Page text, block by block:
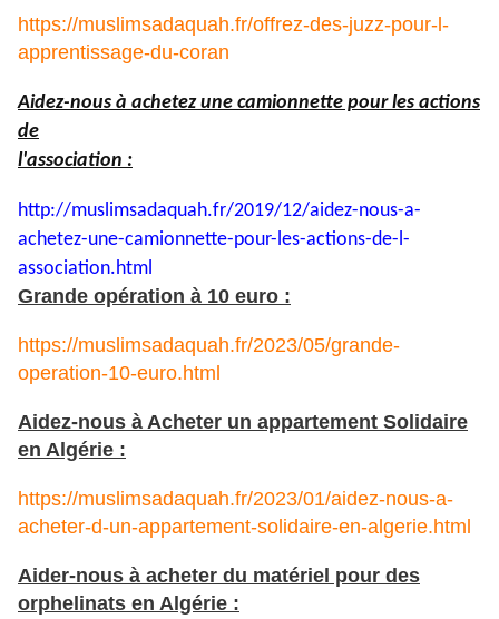
https://muslimsadaquah.fr/offrez-des-juzz-pour-l-
apprentissage-du-coran
Aidez-nous à achetez une camionnette pour les actions
de
l'association :
http://muslimsadaquah.fr/2019/12/aidez-nous-a-
achetez-une-camionnette-pour-les-actions-de-l-
association.html
Grande opération à 10 euro :
https://muslimsadaquah.fr/2023/05/grande-
operation-10-euro.html
Aidez-nous à Acheter un appartement Solidaire
en Algérie :
https://muslimsadaquah.fr/2023/01/aidez-nous-a-
acheter-d-un-appartement-solidaire-en-algerie.html
Aider-nous à acheter du matériel pour des
orphelinats en Algérie :